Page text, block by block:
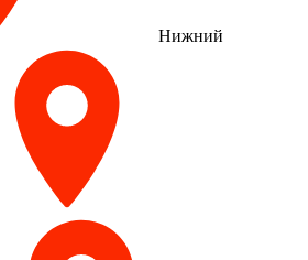
Нижний